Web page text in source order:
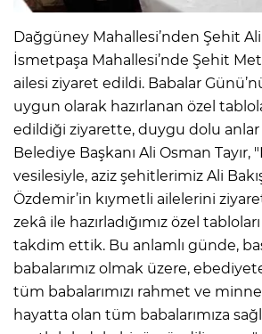
Dağgüney Mahallesi’nden Şehit Ali
İsmetpaşa Mahallesi’nde Şehit
ailesi ziyaret edildi. Babalar
uygun olarak hazırlanan özel
edildiği ziyarette, duygu dolu anlar
Belediye Başkanı Ali Osman Tayır,
vesilesiyle, aziz şehitlerimiz Ali
Özdemir’in kıymetli ailelerini
zekâ ile hazırladığımız özel
takdim ettik. Bu anlamlı günde,
babalarımız olmak üzere,
tüm babalarımızı rahmet ve
hayatta olan tüm babalarımıza